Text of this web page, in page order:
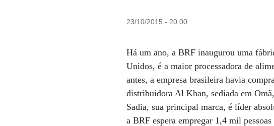
23/10/2015 - 20:00
Há um ano, a BRF inaugurou uma
Unidos, é a maior processadora de
antes, a empresa brasileira havia
distribuidora Al Khan, sediada em
Sadia, sua principal marca, é líder
a BRF espera empregar 1,4 mil